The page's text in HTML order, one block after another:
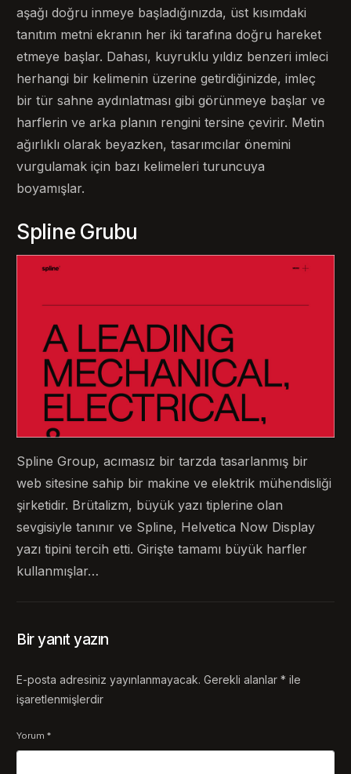
aşağı doğru inmeye başladığınızda, üst kısımdaki
tanıtım metni ekranın her iki tarafına doğru hareket
etmeye başlar. Dahası, kuyruklu yıldız benzeri imleci
herhangi bir kelimenin üzerine getirdiğinizde, imleç
bir tür sahne aydınlatması gibi görünmeye başlar ve
harflerin ve arka planın rengini tersine çevirir. Metin
ağırlıklı olarak beyazken, tasarımcılar önemini
vurgulamak için bazı kelimeleri turuncuya
boyamışlar.
Spline Grubu
Spline Group, acımasız bir tarzda tasarlanmış bir
web sitesine sahip bir makine ve elektrik mühendisliği
şirketidir. Brütalizm, büyük yazı tiplerine olan
sevgisiyle tanınır ve Spline, Helvetica Now Display
yazı tipini tercih etti. Girişte tamamı büyük harfler
kullanmışlar…
Bir yanıt yazın
E-posta adresiniz yayınlanmayacak. Gerekli alanlar* ile
işaretlenmişlerdir
Yorum*